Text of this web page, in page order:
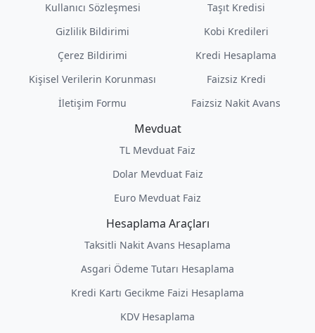
Kullanıcı Sözleşmesi
Gizlilik Bildirimi
Çerez Bildirimi
Kişisel Verilerin Korunması
İletişim Formu
Taşıt Kredisi
Kobi Kredileri
Kredi Hesaplama
Faizsiz Kredi
Faizsiz Nakit Avans
Mevduat
TL Mevduat Faiz
Dolar Mevduat Faiz
Euro Mevduat Faiz
Hesaplama Araçları
Taksitli Nakit Avans Hesaplama
Asgari Ödeme Tutarı Hesaplama
Kredi Kartı Gecikme Faizi Hesaplama
KDV Hesaplama